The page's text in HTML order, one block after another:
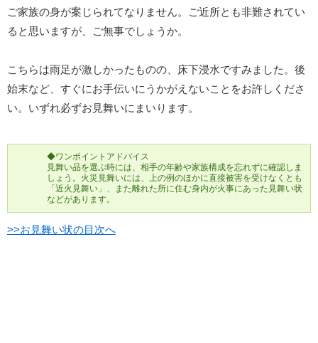
ご家族の身が案じられてなりません。ご近所とも非難されてい
ると思いますが、ご無事でしょうか。
こちらは雨足が激しかったものの、床下浸水ですみました。後
始末など、すぐにお手伝いにうかがえないことをお許しくださ
い。いずれ必ずお見舞いにまいります。
◆ワンポイントアドバイス
見舞い品を選ぶ時には、相手の年齢や家族構成を忘れずに確認しま
しょう。火災見舞いには、上の例のほかに直接被害を受けなくとも
「近火見舞い」、また離れた所に住む身内が火事にあった見舞い状
などがあります。
>>お見舞い状の目次へ